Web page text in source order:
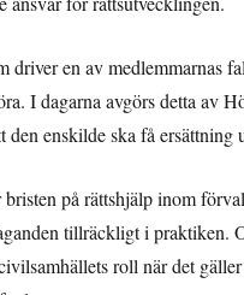
en av medlemmarnas
I dagarna avgörs detta av
enskilde ska få
på rättshjälp inom
tillräckligt i praktiken.
roll när det